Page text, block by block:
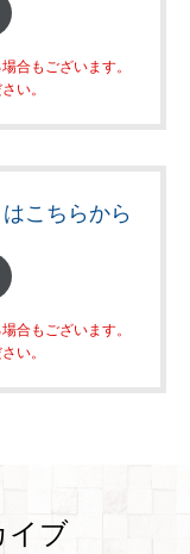
合もございます。
い。
こちらから
合もございます。
い。
イブ